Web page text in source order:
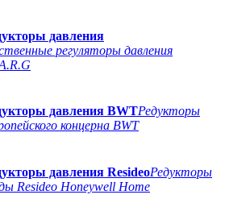
давления
регуляторы давления
давления BWTРедукторы
концерна BWT
давления ResideoРедукторы
Resideo Honeywell Home